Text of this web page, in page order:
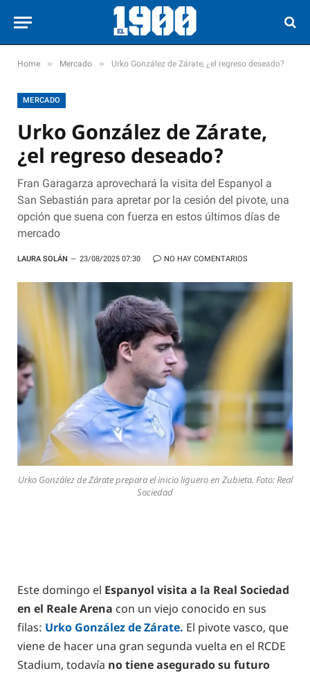
Home » Mercado » Urko González de Zárate, ¿el regreso deseado?
MERCADO
Urko González de Zárate,
¿el regreso deseado?
Fran Garagarza aprovechará la visita del Espanyol a
San Sebastián para apretar por la cesión del pivote, una
opción que suena con fuerza en estos últimos días de
mercado
LAURA SOLÁN 23/08/2025 07:30 NO HAY COMENTARIOS
Urko González de Zárate prepara el inicio liguero en Zubieta. Foto: Real
Sociedad
Este domingo el Espanyol visita a la Real Sociedad
en el Reale Arena con un viejo conocido en sus
filas: Urko González de Zárate. El pivote vasco, que
viene de hacer una gran segunda vuelta en el RCDE
Stadium, todavía no tiene asegurado su futuro